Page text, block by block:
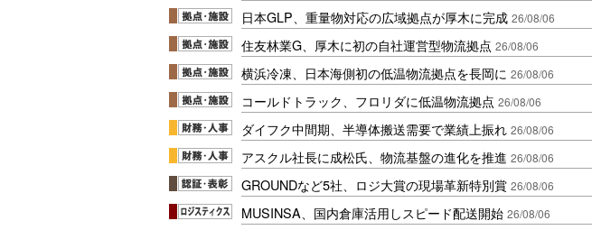
日本GLP、重量物対応の広域拠点が厚木に完成 26/08/06
住友林業G、厚木に初の自社運営型物流拠点 26/08/06
横浜冷凍、日本海側初の低温物流拠点を長岡に 26/08/06
コールドトラック、フロリダに低温物流拠点 26/08/06
ダイフク中間期、半導体搬送需要で業績上振れ 26/08/06
アスクル社長に成松氏、物流基盤の進化を推進 26/08/06
GROUNDなど5社、ロジ大賞の現場革新特別賞 26/08/06
MUSINSA、国内倉庫活用しスピード配送開始 26/08/06